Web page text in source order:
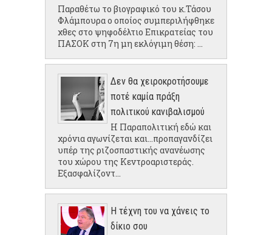
Παραθέτω το βιογραφικό του κ.Τάσου
Φλάμπουρα ο οποίος συμπεριλήφθηκε
χθες στο ψηφοδέλτιο Επικρατείας του
ΠΑΣΟΚ στη 7η μη εκλόγιμη θέση: ...
Δεν θα χειροκροτήσουμε
ποτέ καμία πράξη
πολιτικού κανιβαλισμού
Η Παραπολιτική εδώ και
χρόνια αγωνίζεται και...προπαγανδίζει
υπέρ της ριζοσπαστικής ανανέωσης
του χώρου της Κεντροαριστεράς.
Εξασφαλίζοντ...
Η τέχνη του να χάνεις το
δίκιο σου